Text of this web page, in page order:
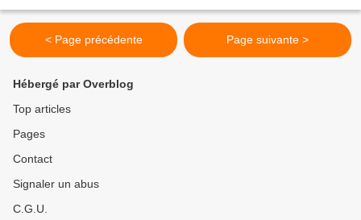
< Page précédente Page suivante >
Hébergé par Overblog
Top articles
Pages
Contact
Signaler un abus
C.G.U.